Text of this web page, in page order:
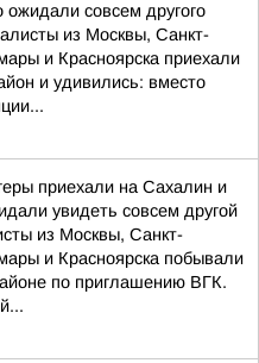
ожидали совсем другого
из Москвы, Санкт-
и Красноярска приехали
и удивились: вместо
приехали на Сахалин и
увидеть совсем другой
из Москвы, Санкт-
и Красноярска побывали
по приглашению ВГК.